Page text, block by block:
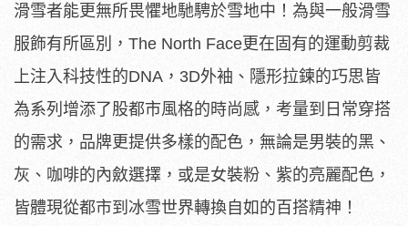
滑雪者能更無所畏懼地馳騁於雪地中！為與一般滑雪
服飾有所區別，The North Face更在固有的運動剪裁
上注入科技性的DNA，3D外袖、隱形拉鍊的巧思皆
為系列增添了股都市風格的時尚感，考量到日常穿搭
的需求，品牌更提供多樣的配色，無論是男裝的黑、
灰、咖啡的內斂選擇，或是女裝粉、紫的亮麗配色，
皆體現從都市到冰雪世界轉換自如的百搭精神！